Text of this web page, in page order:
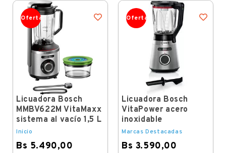
Oferta
Licuadora Bosch
MMBV622M VitaMaxx
sistema al vacío 1,5 L
Inicio
Bs 5.490,00
Oferta
Licuadora Bosch
VitaPower acero
inoxidable
Marcas Destacadas
Bs 3.590,00